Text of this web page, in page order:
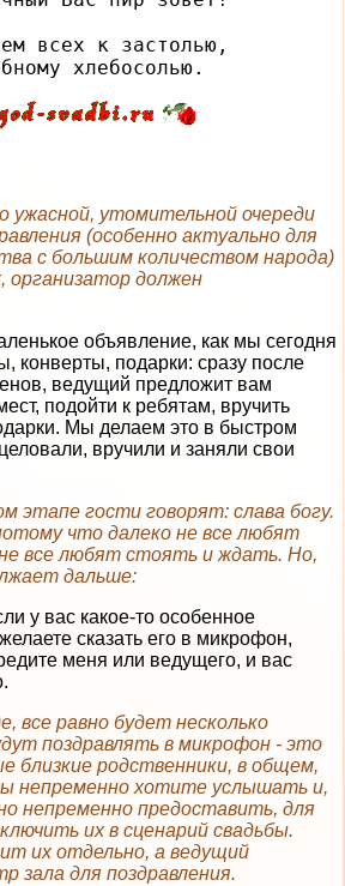
всех к застолью,
ужасной, утомительной очереди
(особенно актуально для
с большим количеством народа)
организатор должен
объявление, как мы сегодня
конверты, подарки: сразу после
ведущий предложит вам
подойти к ребятам, вручить
Мы делаем это в быстром
вручили и заняли свои
этапе гости говорят: слава богу.
что далеко не все любят
все любят стоять и ждать. Но,
дальше:
у вас какое-то особенное
сказать его в микрофон,
меня или ведущего, и вас
все равно будет несколько
поздравлять в микрофон - это
близкие родственники, в общем,
непременно хотите услышать и,
непременно предоставить, для
их в сценарий свадьбы.
их отдельно, а ведущий
зала для поздравления.